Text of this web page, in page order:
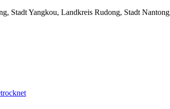
Stadt Yangkou, Landkreis Rudong, Stadt